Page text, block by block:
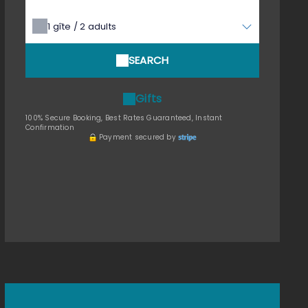
1 gîte /2 adults
SEARCH
Gifts
100% Secure Booking, Best Rates Guaranteed, Instant
Confirmation
Payment secured by